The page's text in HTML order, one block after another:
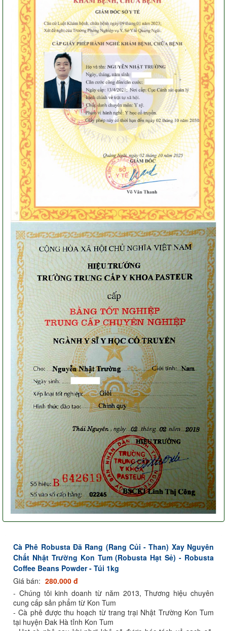
Cà Phê Robusta Đã Rang (Rang Củi - Than) Xay Nguyên
Chất Nhật Trường Kon Tum (Robusta Hạt Sẻ) - Robusta
Coffee Beans Powder - Túi 1kg
Giá bán: 280.000 đ
- Chúng tôi kinh doanh từ năm 2013, Thương hiệu chuyên
cung cấp sản phẩm từ Kon Tum
- Cà phê được thu hoạch từ trang trại Nhật Trường Kon Tum
tại huyện Đak Hà tỉnh Kon Tum